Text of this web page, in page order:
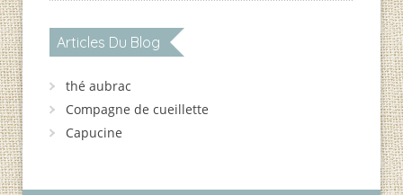
Articles Du Blog
thé aubrac
Compagne de cueillette
Capucine